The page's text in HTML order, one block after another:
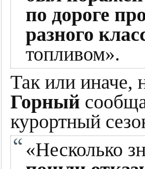
по дороге
разного
топливом».
Так или иначе,
Горный
курортный
«Несколько